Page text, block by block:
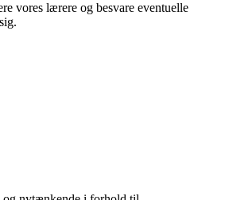
vores lærere og besvare eventuelle